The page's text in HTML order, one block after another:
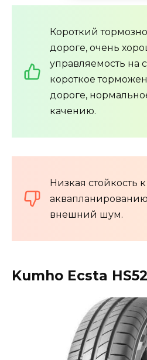
Короткий
дороге, очень
управляемость на
короткое
дороге,
качению.
Низкая стойкость к
внешний шум.
Kumho Ecsta HS52